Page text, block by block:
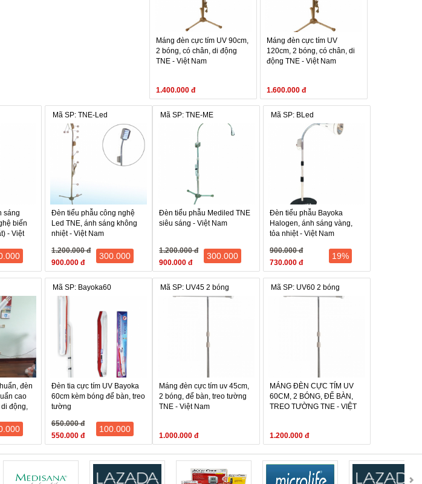
Máng đèn cực tím UV 90cm,
2 bóng, có chân, di động
TNE - Việt Nam
1.400.000 đ
Máng đèn cực tím UV
120cm, 2 bóng, có chân, di
động TNE - Việt Nam
1.600.000 đ
sáng
biến
- Việt
Mã SP: TNE-Led
Đèn tiểu phẫu công nghệ
Led TNE, ánh sáng không
nhiệt - Việt Nam
1.200.000 đ
900.000 đ
300.000
Mã SP: TNE-ME
Đèn tiểu phẫu Mediled TNE
siêu sáng - Việt Nam
1.200.000 đ
900.000 đ
300.000
Mã SP: BLed
Đèn tiểu phẫu Bayoka
Halogen, ánh sáng vàng,
tỏa nhiệt - Việt Nam
900.000 đ
730.000 đ
19%
đèn
cao
động,
Mã SP: Bayoka60
Đèn tia cực tím UV Bayoka
60cm kèm bóng để bàn, treo
tường
650.000 đ
550.000 đ
100.000
Mã SP: UV45 2 bóng
Máng đèn cực tím uv 45cm,
2 bóng, để bàn, treo tường
TNE - Việt Nam
1.000.000 đ
Mã SP: UV60 2 bóng
MÁNG ĐÈN CỰC TÍM UV
60CM, 2 BÓNG, ĐỂ BÀN,
TREO TƯỜNG TNE - VIỆT
1.200.000 đ